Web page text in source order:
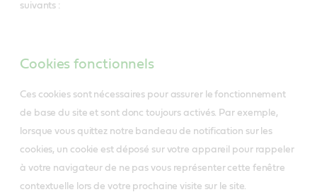
suivants :
Cookies fonctionnels
Ces cookies sont nécessaires pour assurer le fonctionnement
de base du site et sont donc toujours activés. Par exemple,
lorsque vous quittez notre bandeau de notification sur les
cookies, un cookie est déposé sur votre appareil pour rappeler
à votre navigateur de ne pas vous représenter cette fenêtre
contextuelle lors de votre prochaine visite sur le site.